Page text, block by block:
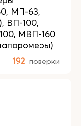
МП-63,
ВП-100,
МВП-160
192 поверки